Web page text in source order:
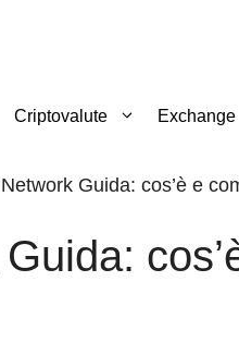
Criptovalute Exchange
Guida: cos’è e